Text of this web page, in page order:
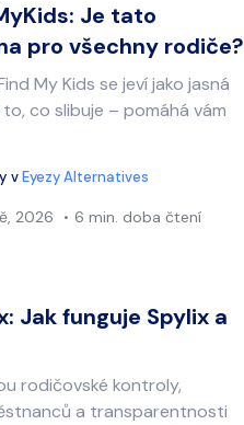
Je tato
pro všechny rodiče?
My Kids se jeví jako jasná
co slibuje – pomáhá vám
vEyezy Alternatives
2026 6 min. doba čtení
Jak funguje Spylix a
rodičovské kontroly,
a transparentnosti